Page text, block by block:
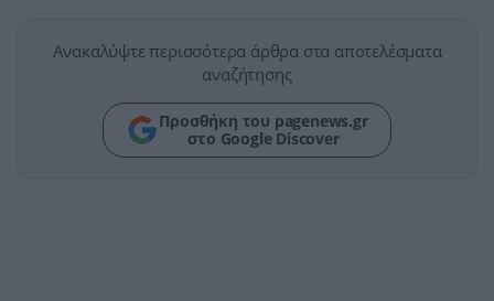
Ανακαλύψτε περισσότερα άρθρα στα αποτελέσματα
αναζήτησης
Προσθήκη του pagenews.gr
στο Google Discover